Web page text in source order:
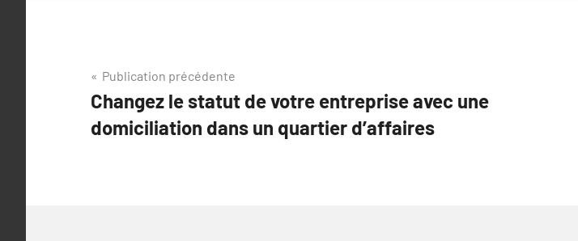
Navigation
de
l’article
Publication précédente
Changez le statut de votre entreprise avec une
domiciliation dans un quartier d’affaires